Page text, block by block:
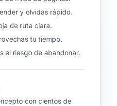
y olvidas rápido.
de ruta clara.
tu tiempo.
el riesgo de abandonar.
con cientos de